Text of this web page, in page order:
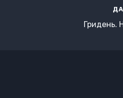
Гридень.